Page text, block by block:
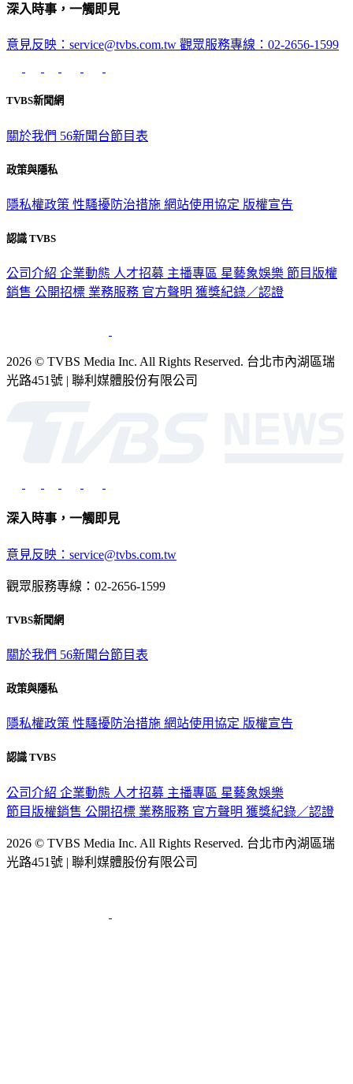
深入時事，一觸即見
意見反映：service@tvbs.com.tw 觀眾服務專線：02-2656-1599
TVBS新聞網
關於我們 56新聞台節目表
政策與隱私
隱私權政策 性騷擾防治措施 網站使用協定 版權宣告
認識 TVBS
公司介紹 企業動態 人才招募 主播專區 星藝象娛樂 節目版權
銷售 公開招標 業務服務 官方聲明 獲獎紀錄／認證
2026 © TVBS Media Inc. All Rights Reserved. 台北市內湖區瑞
光路451號 | 聯利媒體股份有限公司
深入時事，一觸即見
意見反映：service@tvbs.com.tw
觀眾服務專線：02-2656-1599
TVBS新聞網
關於我們 56新聞台節目表
政策與隱私
隱私權政策 性騷擾防治措施 網站使用協定 版權宣告
認識 TVBS
公司介紹 企業動態 人才招募 主播專區 星藝象娛樂
節目版權銷售 公開招標 業務服務 官方聲明 獲獎紀錄／認證
2026 © TVBS Media Inc. All Rights Reserved. 台北市內湖區瑞
光路451號 | 聯利媒體股份有限公司